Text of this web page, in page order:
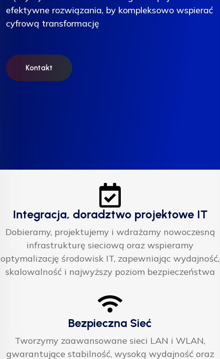
efektywne rozwiązania, by kompleksowo wspierać
cyfrową transformację
Kontakt
efektywne rozwiązania, by kompleksowo wspierać
cyfrową transformację
Kontakt
efektywne rozwiązania, by kompleksowo wspierać
cyfrową transformację
Kontakt
Integracja, doradztwo projektowe IT
Dobieramy, projektujemy i wdrażamy nowoczesną
infrastrukturę sieciową oraz wspieramy
optymalizację środowisk IT, zapewniając wydajność,
skalowalność i najwyższy poziom bezpieczeństwa
Bezpieczna Sieć
Tworzymy zaawansowane sieci LAN i WLAN,
gwarantujące stabilność, wysoką wydajność oraz